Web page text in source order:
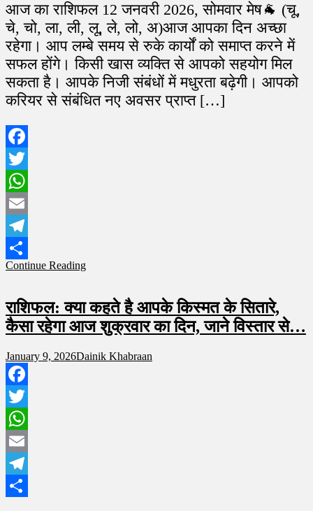
आज का राशिफल 12 जनवरी 2026, सोमवार मेष🐐 (चू,
चे, चो, ला, ली, लू, ले, लो, अ)आज आपका दिन अच्छा
रहेगा। आप लम्बे समय से रुके कार्यों को समाप्त करने में
सफल होंगे। किसी खास व्यक्ति से आपको सहयोग मिल
सकता है। आपके निजी संबंधों में मधुरता बढ़ेगी। आपको
करियर से संबंधित नए अवसर प्राप्त […]
Facebook
Twitter
WhatsApp
Email
Telegram
Share
Continue Reading
राशिफल: क्या कहते है आपके किस्मत के सितारे,
कैसा रहेगा आज शुक्रवार का दिन, जाने विस्तार से…
January 9, 2026Dainik Khabraan
Facebook
Twitter
WhatsApp
Email
Telegram